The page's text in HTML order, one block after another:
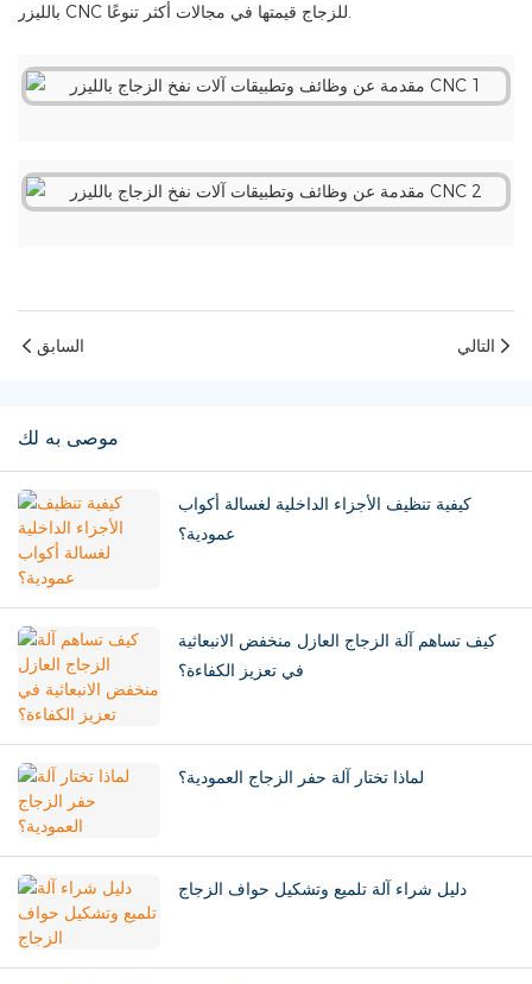
بالليزر CNC للزجاج قيمتها في مجالات أكثر تنوعًا.
السابق التالي
موصى به لك
كيفية تنظيف الأجزاء الداخلية لغسالة أكواب
عمودية؟
كيف تساهم آلة الزجاج العازل منخفض الانبعاثية
في تعزيز الكفاءة؟
لماذا تختار آلة حفر الزجاج العمودية؟
دليل شراء آلة تلميع وتشكيل حواف الزجاج